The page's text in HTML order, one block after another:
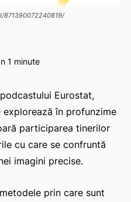
871390072240819/
1 minute
Eurostat,
explorează în profunzime
participarea tinerilor
cu care se confruntă
imagini precise.
prin care sunt